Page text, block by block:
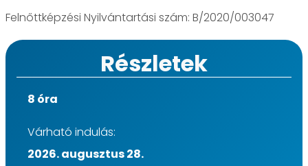
Felnőttképzési Nyilvántartási szám: B/2020/003047
Részletek
8 óra
Várható indulás:
2026. augusztus 28.